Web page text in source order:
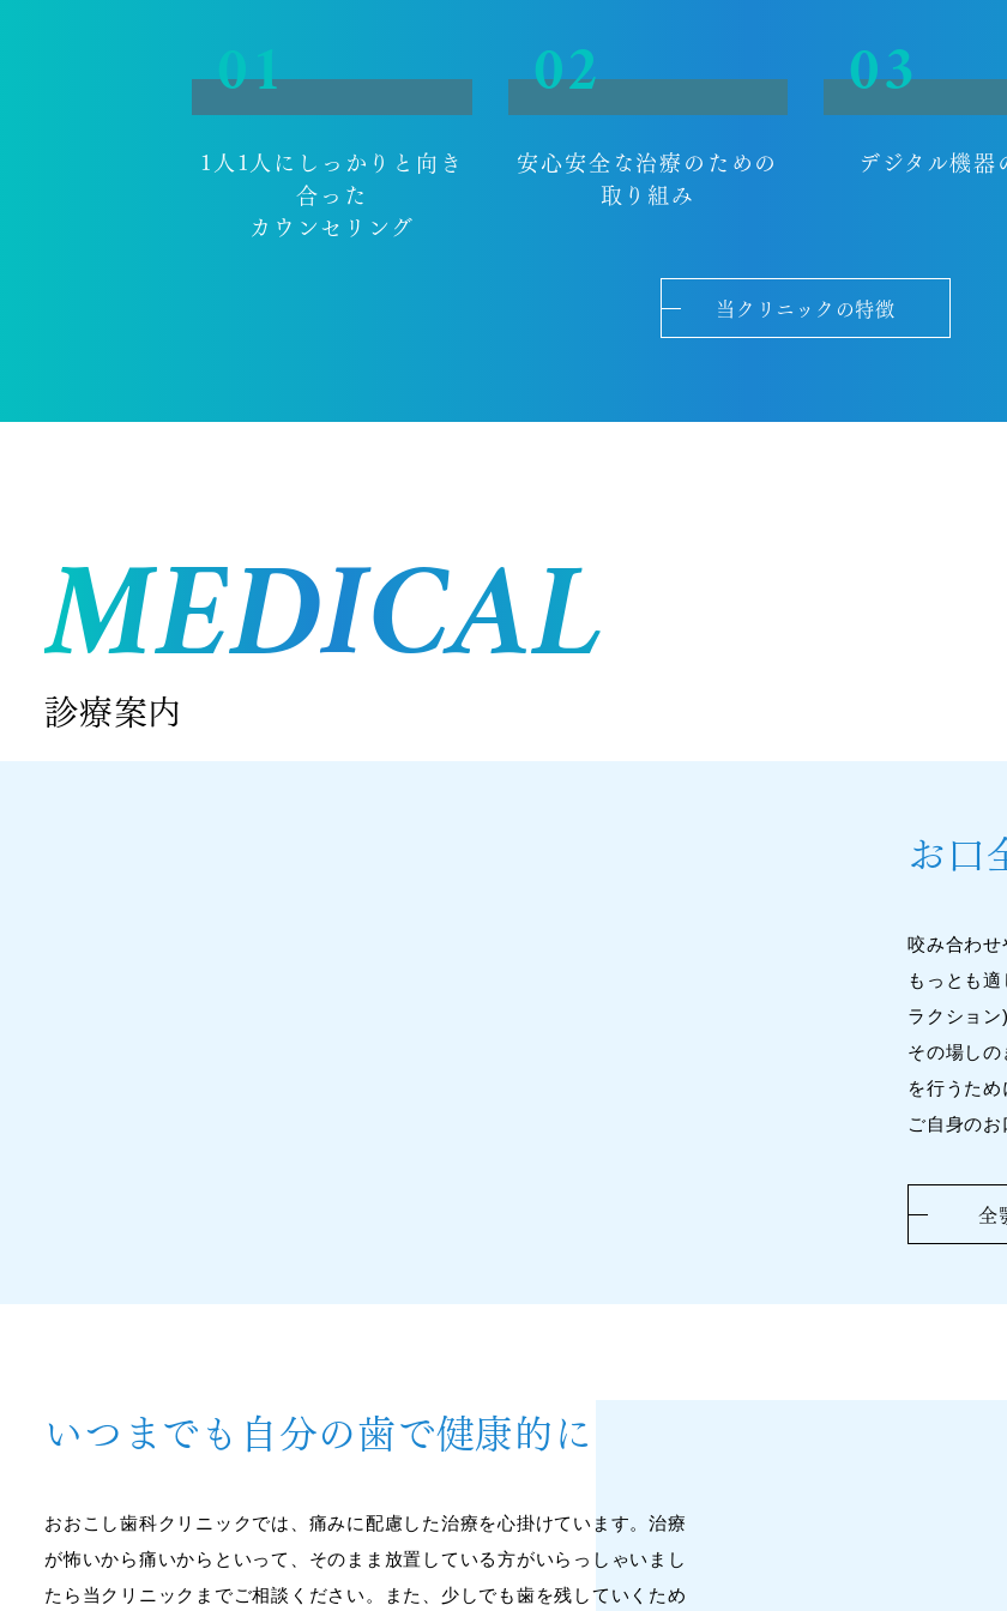
01
1人1人にしっかりと向き
合った
カウンセリング
02
安心安全な治療のための
取り組み
03
デジタル機器
当クリニックの特徴
MEDICAL
診療案内
お口
咬み合わせ
もっとも
ラクション
その場し
を行うため
ご自身の
全
いつまでも自分の歯で健康的に
おおこし歯科クリニックでは、痛みに配慮した治療を心掛けています。治療
が怖いから痛いからといって、そのまま放置している方がいらっしゃいまし
たら当クリニックまでご相談ください。また、少しでも歯を残していくため